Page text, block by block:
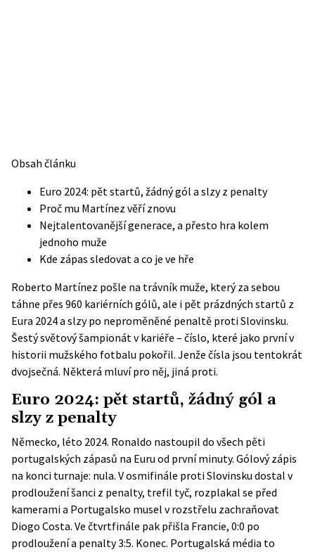
Obsah článku
Euro 2024: pět startů, žádný gól a slzy z penalty
Proč mu Martínez věří znovu
Nejtalentovanější generace, a přesto hra kolem
jednoho muže
Kde zápas sledovat a co je ve hře
Roberto Martínez pošle na trávník muže, který za sebou
táhne přes 960 kariérních gólů, ale i pět prázdných startů z
Eura 2024 a slzy po neproměněné penaltě proti Slovinsku.
Šestý světový šampionát v kariéře – číslo, které jako první v
historii mužského fotbalu pokořil. Jenže čísla jsou tentokrát
dvojsečná. Některá mluví pro něj, jiná proti.
Euro 2024: pět startů, žádný gól a
slzy z penalty
Německo, léto 2024. Ronaldo nastoupil do všech pěti
portugalských zápasů na Euru od první minuty. Gólový zápis
na konci turnaje: nula. V osmifinále proti Slovinsku dostal v
prodloužení šanci z penalty, trefil tyč, rozplakal se před
kamerami a Portugalsko musel v rozstřelu zachraňovat
Diogo Costa. Ve čtvrtfinále pak přišla Francie, 0:0 po
prodloužení a penalty 3:5. Konec. Portugalská média to